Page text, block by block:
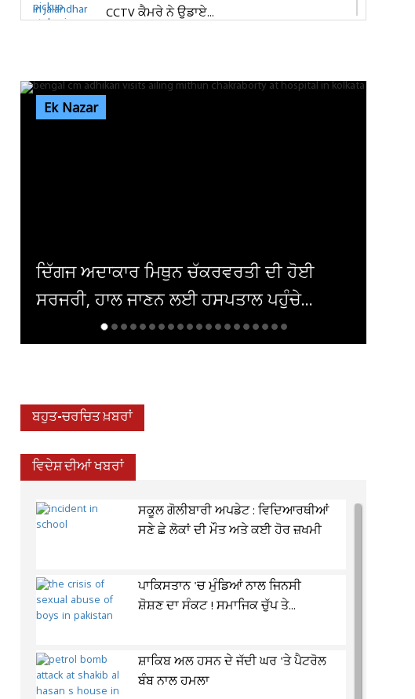
CCTV ਕੈਮਰੇ ਨੇ ਉਡਾਏ...
Ek Nazar
ਦਮਿਸ਼ਕ 'ਚ ਬੰਬ ਧਮਾਕਾ, 14 ਲੋਕ ਜ਼ਖਮੀ
ਬਹੁਤ-ਚਰਚਿਤ ਖ਼ਬਰਾਂ
ਵਿਦੇਸ਼ ਦੀਆਂ ਖਬਰਾਂ
ਸਕੂਲ ਗੋਲੀਬਾਰੀ ਅਪਡੇਟ : ਵਿਦਿਆਰਥੀਆਂ
ਸਣੇ ਛੇ ਲੋਕਾਂ ਦੀ ਮੌਤ ਅਤੇ ਕਈ ਹੋਰ ਜ਼ਖਮੀ
ਪਾਕਿਸਤਾਨ 'ਚ ਮੁੰਡਿਆਂ ਨਾਲ ਜਿਨਸੀ
ਸ਼ੋਸ਼ਣ ਦਾ ਸੰਕਟ ! ਸਮਾਜਿਕ ਚੁੱਪ ਤੇ...
ਸ਼ਾਕਿਬ ਅਲ ਹਸਨ ਦੇ ਜੱਦੀ ਘਰ 'ਤੇ ਪੈਟਰੋਲ
ਬੰਬ ਨਾਲ ਹਮਲਾ